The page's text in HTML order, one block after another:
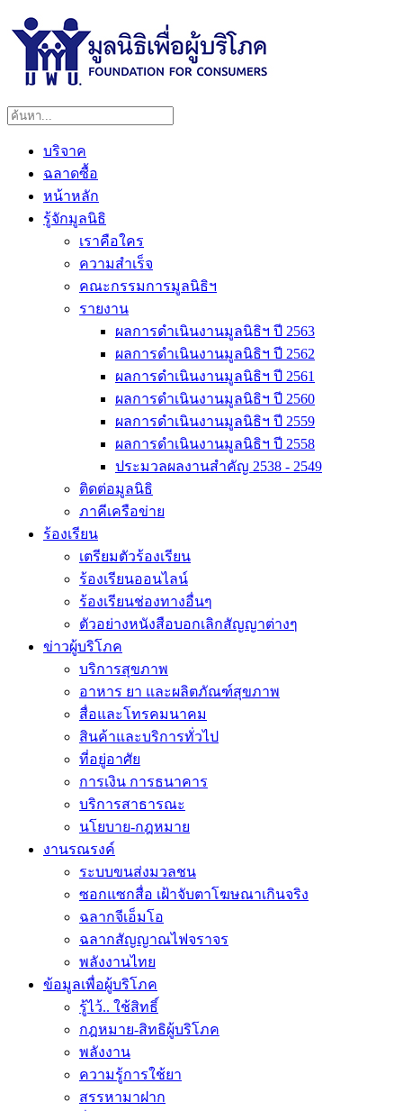
บริจาค
ฉลาดซื้อ
หน้าหลัก
รู้จักมูลนิธิ
เราคือใคร
ความสำเร็จ
คณะกรรมการมูลนิธิฯ
รายงาน
ผลการดำเนินงานมูลนิธิฯ ปี 2563
ผลการดำเนินงานมูลนิธิฯ ปี 2562
ผลการดำเนินงานมูลนิธิฯ ปี 2561
ผลการดำเนินงานมูลนิธิฯ ปี 2560
ผลการดำเนินงานมูลนิธิฯ ปี 2559
ผลการดำเนินงานมูลนิธิฯ ปี 2558
ประมวลผลงานสำคัญ 2538 - 2549
ติดต่อมูลนิธิ
ภาคีเครือข่าย
ร้องเรียน
เตรียมตัวร้องเรียน
ร้องเรียนออนไลน์
ร้องเรียนช่องทางอื่นๆ
ตัวอย่างหนังสือบอกเลิกสัญญาต่างๆ
ข่าวผู้บริโภค
บริการสุขภาพ
อาหาร ยา และผลิตภัณฑ์สุขภาพ
สื่อและโทรคมนาคม
สินค้าและบริการทั่วไป
ที่อยู่อาศัย
การเงิน การธนาคาร
บริการสาธารณะ
นโยบาย-กฎหมาย
งานรณรงค์
ระบบขนส่งมวลชน
ซอกแซกสื่อ เฝ้าจับตาโฆษณาเกินจริง
ฉลากจีเอ็มโอ
ฉลากสัญญาณไฟจราจร
พลังงานไทย
ข้อมูลเพื่อผู้บริโภค
รู้ไว้.. ใช้สิทธิ์
กฎหมาย-สิทธิผู้บริโภค
พลังงาน
ความรู้การใช้ยา
สรรหามาฝาก